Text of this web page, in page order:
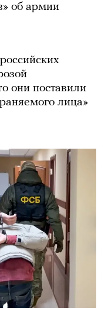
об армии
они поставили
лица»